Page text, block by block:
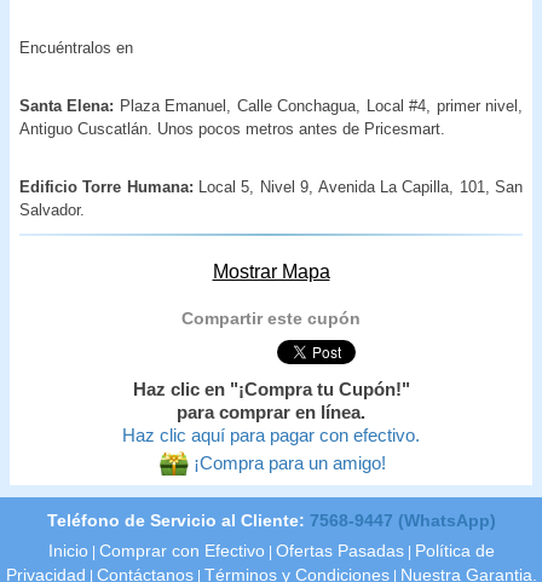
Encuéntralos en
Santa Elena: Plaza Emanuel, Calle Conchagua, Local #4, primer nivel,
Antiguo Cuscatlán. Unos pocos metros antes de Pricesmart.
Edificio Torre Humana: Local 5, Nivel 9, Avenida La Capilla, 101, San
Salvador.
Mostrar Mapa
Compartir este cupón
Haz clic en "¡Compra tu Cupón!"
para comprar en línea.
Haz clic aquí para pagar con efectivo.
¡Compra para un amigo!
Teléfono de Servicio al Cliente: 7568-9447 (WhatsApp)
Inicio Comprar con Efectivo Ofertas Pasadas
Política de
Privacidad
Contáctanos Términos y Condiciones Nuestra Garantia.